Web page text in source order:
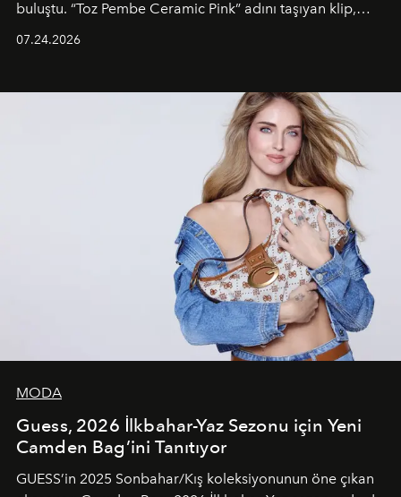
buluştu. “Toz Pembe Ceramic Pink” adını taşıyan klip,
unsurlarından biri olarak öne çıkıyor.
07.24.2026
MODA
Guess, 2026 İlkbahar-Yaz Sezonu için Yeni
Camden Bag’ini Tanıtıyor
GUESS’in 2025 Sonbahar/Kış koleksiyonunun öne çıkan